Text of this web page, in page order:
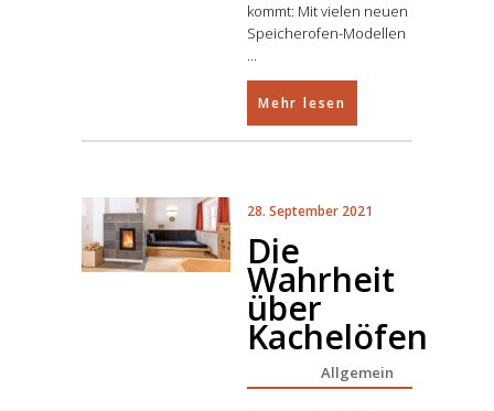
kommt: Mit vielen neuen
Speicherofen-Modellen
Mehr lesen
28. September 2021
Die
Wahrheit
über
Kachelöfen
Allgemein